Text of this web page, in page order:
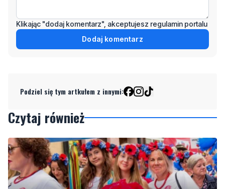
Klikając "dodaj komentarz", akceptujesz regulamin portalu
Dodaj komentarz
Podziel się tym artkułem z innymi:
Czytaj również